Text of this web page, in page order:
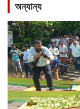
অন্যান্য